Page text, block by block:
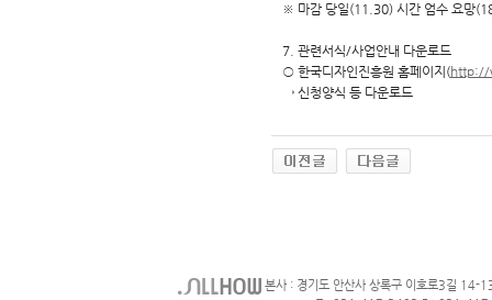
※ 마감 당일(11.30) 시간 엄수 요망
7. 관련서식/사업안내 다운로드
○ 한국디자인진흥원 홈페이지(http://
→ 신청양식 등 다운로드
본사 : 경기도 안산사 상록구 이호로3길 14-